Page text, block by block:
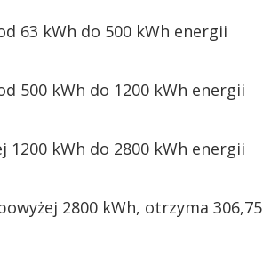
63 kWh do 500 kWh energii
500 kWh do 1200 kWh energii
kWh do 2800 kWh energii
2800 kWh, otrzyma 306,75